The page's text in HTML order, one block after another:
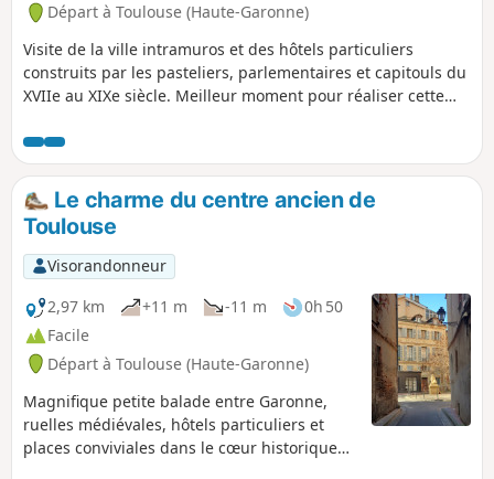
Départ à Toulouse (Haute-Garonne)
Visite de la ville intramuros et des hôtels particuliers
construits par les pasteliers, parlementaires et capitouls du
XVIIe au XIXe siècle. Meilleur moment pour réaliser cette
ville y est vivante, en effervescence. Certains portails des
Hôtels sont ouverts. Dans les petites rue du centre, il faudra
bien lever la tête pour apercevoir le haut des Tours. Plaques
de rues existantes.
Le charme du centre ancien de
Toulouse
Visorandonneur
2,97 km
+11 m -11 m
0h 50
Facile
Départ à Toulouse (Haute-Garonne)
Magnifique petite balade entre Garonne,
ruelles médiévales, hôtels particuliers et
places conviviales dans le cœur historique